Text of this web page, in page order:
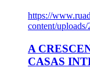
https://
content/
A
CASAS